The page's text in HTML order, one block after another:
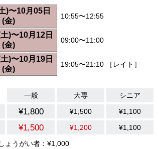
)〜10月05日
(金)
10:55〜12:55
)〜10月12日
(金)
09:00〜11:00
)〜10月19日
(金)
19:05〜21:10 ［レイト］
一般 大専
シニア
¥1,800 ¥1,500
¥1,100
¥1,500 ¥1,200
¥1,100
ょうがい者：¥1,000